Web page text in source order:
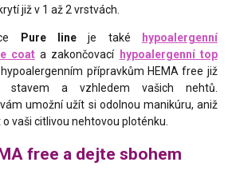
již v 1 až 2 vrstvách.
Pure lineje také
hypoalergenní
coata zakončovací hypoalergenní top
přípravkům HEMA free již
stavem a vzhledem vašich nehtů.
umožní užít si odolnou manikúru, aniž
vaši citlivou nehtovou ploténku.
free a dejte sbohem